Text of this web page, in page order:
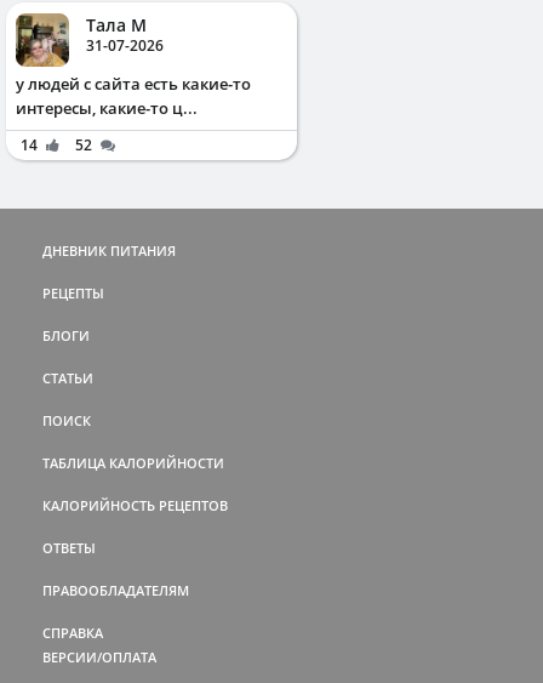
Тала М
31-07-2026
у людей с сайта есть какие-то
интересы, какие-то ц...
14 52
ДНЕВНИК ПИТАНИЯ
РЕЦЕПТЫ
БЛОГИ
СТАТЬИ
ПОИСК
ТАБЛИЦА КАЛОРИЙНОСТИ
КАЛОРИЙНОСТЬ РЕЦЕПТОВ
ОТВЕТЫ
ПРАВООБЛАДАТЕЛЯМ
СПРАВКА
ВЕРСИИ/ОПЛАТА